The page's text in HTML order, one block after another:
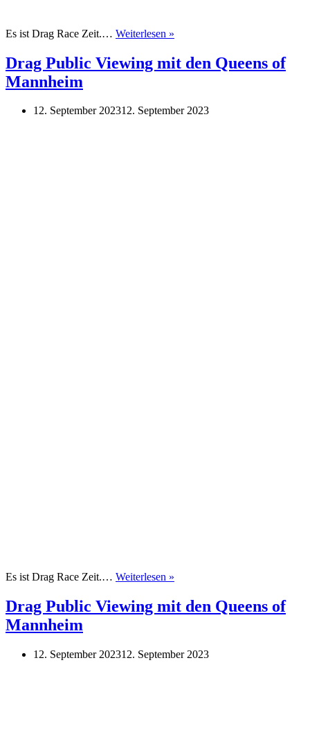
Es ist Drag Race Zeit.… Weiterlesen »
Viewing
mit
of
Drag Public Viewing mit den Queens of
Mannheim
12. September 202312. September 2023
Es ist Drag Race Zeit.… Weiterlesen »
Viewing
mit
of
Drag Public Viewing mit den Queens of
Mannheim
12. September 202312. September 2023